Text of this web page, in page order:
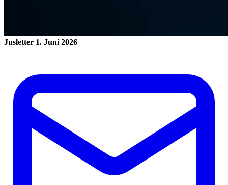
Jusletter 1. Juni 2026